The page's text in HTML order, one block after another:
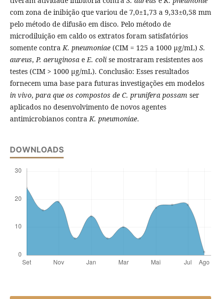
com zona de inibição que variou de 7,0±1,73 a 9,33±0,58 mm
pelo método de difusão em disco. Pelo método de
microdiluição em caldo os extratos foram satisfatórios
somente contra K. pneumoniae (CIM = 125 a 1000 µg/mL) S.
aureus, P. aeruginosae E. colise mostraram resistentes aos
testes (CIM > 1000 µg/mL). Conclusão: Esses resultados
fornecem uma base para futuras investigações em modelos
in vivo, para que os compostos de C. prunifera possam ser
aplicados no desenvolvimento de novos agentes
antimicrobianos contra K. pneumoniae.
DOWNLOADS